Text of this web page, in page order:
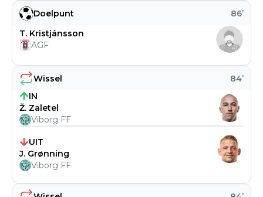
Wissel 84’
IN
Ž. Zaletel
Viborg FF
UIT
J. Grønning
Viborg FF
Doelpunt 86’
T. Kristjánsson
AGF